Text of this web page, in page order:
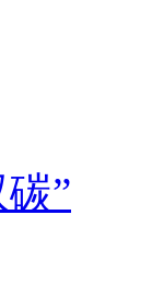
”